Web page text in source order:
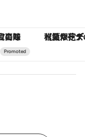
手法で満喫！